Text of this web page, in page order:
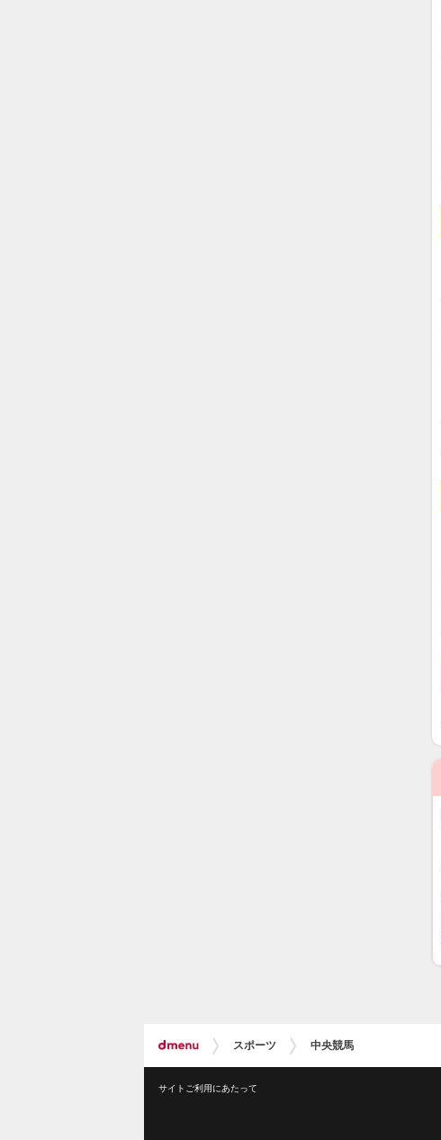
スポーツ 中央競馬
サイトご利用にあたって